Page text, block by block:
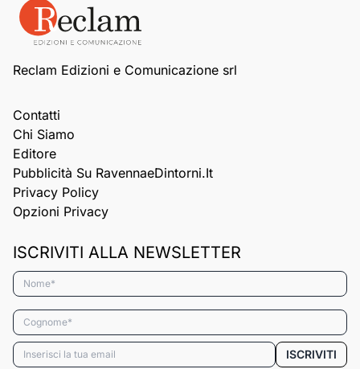
Reclam Edizioni e Comunicazione srl
Contatti
Chi Siamo
Editore
Pubblicità Su RavennaeDintorni.it
Privacy Policy
Opzioni Privacy
ISCRIVITI ALLA NEWSLETTER
Nome*
Cognome*
Email* ISCRIVITI